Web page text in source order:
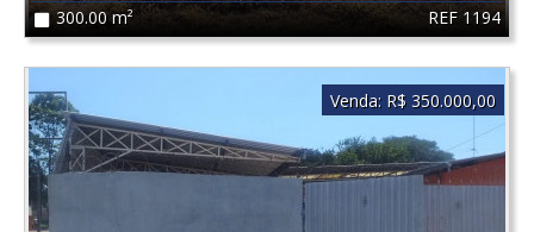
REF 1194
300.00 m²
Venda: R$ 350.000,00